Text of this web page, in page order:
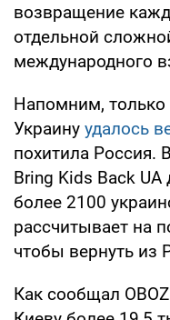
возвращение
отдельной
международного
Напомним, только
Украину удалось
похитила Россия.
Bring Kids Back
более 2100
рассчитывает на
чтобы вернуть из
Как сообщал